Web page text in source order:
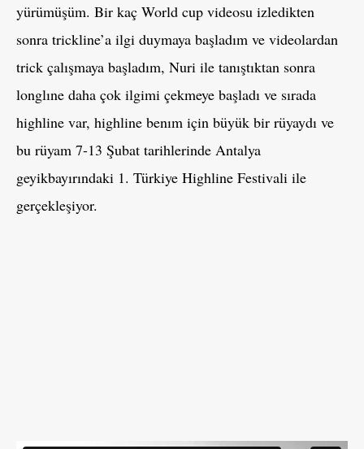
yürümüşüm. Bir kaç World cup videosu izledikten
sonra trickline’a ilgi duymaya başladım ve videolardan
trick çalışmaya başladım, Nuri ile tanıştıktan sonra
longlıne daha çok ilgimi çekmeye başladı ve sırada
highline var, highline benım için büyük bir rüyaydı ve
bu rüyam 7-13 Şubat tarihlerinde Antalya
geyikbayırındaki 1. Türkiye Highline Festivali ile
gerçekleşiyor.